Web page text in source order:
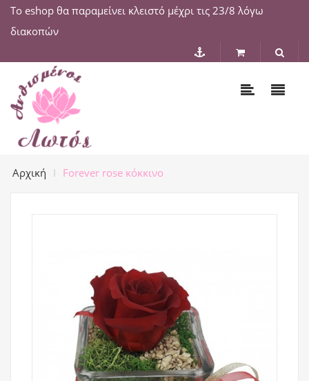
Το eshop θα παραμείνει κλειστό μέχρι τις 23/8 λόγω
διακοπών
Αρχική Forever rose κόκκινο